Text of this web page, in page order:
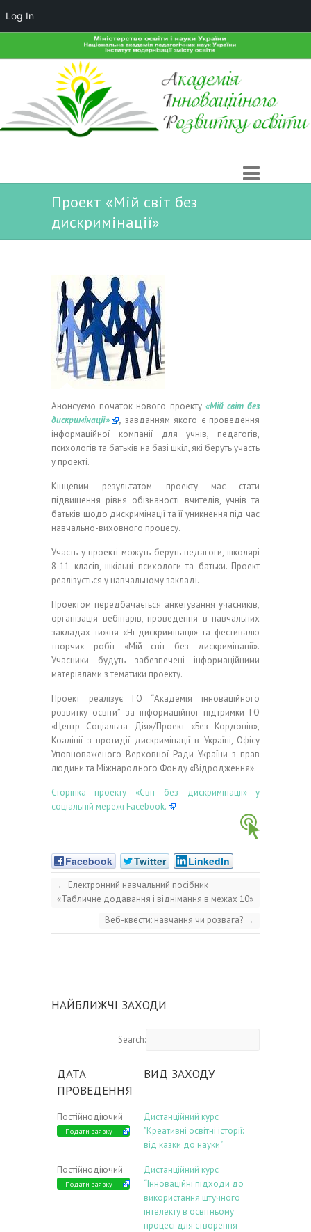
Проект «Мій світ без
дискримінації»
Анонсуємо початок нового проекту «Мій світ без
дискримінації»
, завданням якого є проведення
інформаційної компанії для учнів, педагогів,
психологів та батьків на базі шкіл, які беруть участь
у проекті.
Кінцевим результатом проекту має стати
підвищення рівня обізнаності вчителів, учнів та
батьків щодо дискримінації та її уникнення під час
навчально-виховного процесу.
Участь у проекті можуть беруть педагоги, школярі
8-11 класів, шкільні психологи та батьки. Проект
реалізується у навчальному закладі.
Проектом передбачається анкетування учасників,
організація вебінарів, проведення в навчальних
закладах тижня «Ні дискримінації» та фестивалю
творчих робіт «Мій світ без дискримінації».
Учасники будуть забезпечені інформаційними
матеріалами з тематики проекту.
Проект реалізує ГО “Академія інноваційного
розвитку освіти” за інформаційної підтримки ГО
«Центр Соціальна Дія»/Проект «Без Кордонів»,
Коаліції з протидії дискримінації в Україні, Офісу
Уповноваженого Верховної Ради України з прав
людини та Міжнародного Фонду «Відродження».
Сторінка проекту «Світ без дискримінації» у
соціальній мережі Facebook.
Facebook Twitter LinkedIn
← Електронний навчальний посібник
«Табличне додавання і віднімання в межах 10»
Веб-квести: навчання чи розвага? →
НАЙБЛИЖЧІ ЗАХОДИ
Search:
ДАТА
ПРОВЕДЕННЯ
ВИД ЗАХОДУ
Постійнодіючий
Подати заявку
Дистанційний курс
"Креативні освітні історії:
від казки до науки"
Постійнодіючий
Подати заявку
Дистанційний курс
“Інноваційні підходи до
використання штучного
інтелекту в освітньому
процесі для створення
Log In